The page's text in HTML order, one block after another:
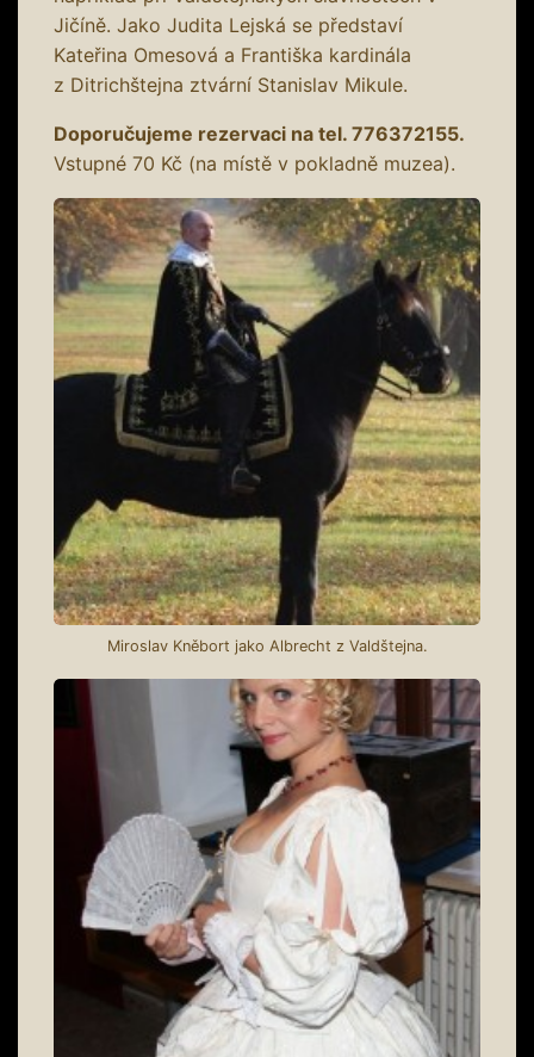
Jičíně. Jako Judita Lejská se představí
Kateřina Omesová a Františka kardinála
z Ditrichštejna ztvární Stanislav Mikule.
Doporučujeme rezervaci na tel. 776372155.
Vstupné 70 Kč (na místě v pokladně muzea).
Miroslav Kněbort jako Albrecht z Valdštejna.